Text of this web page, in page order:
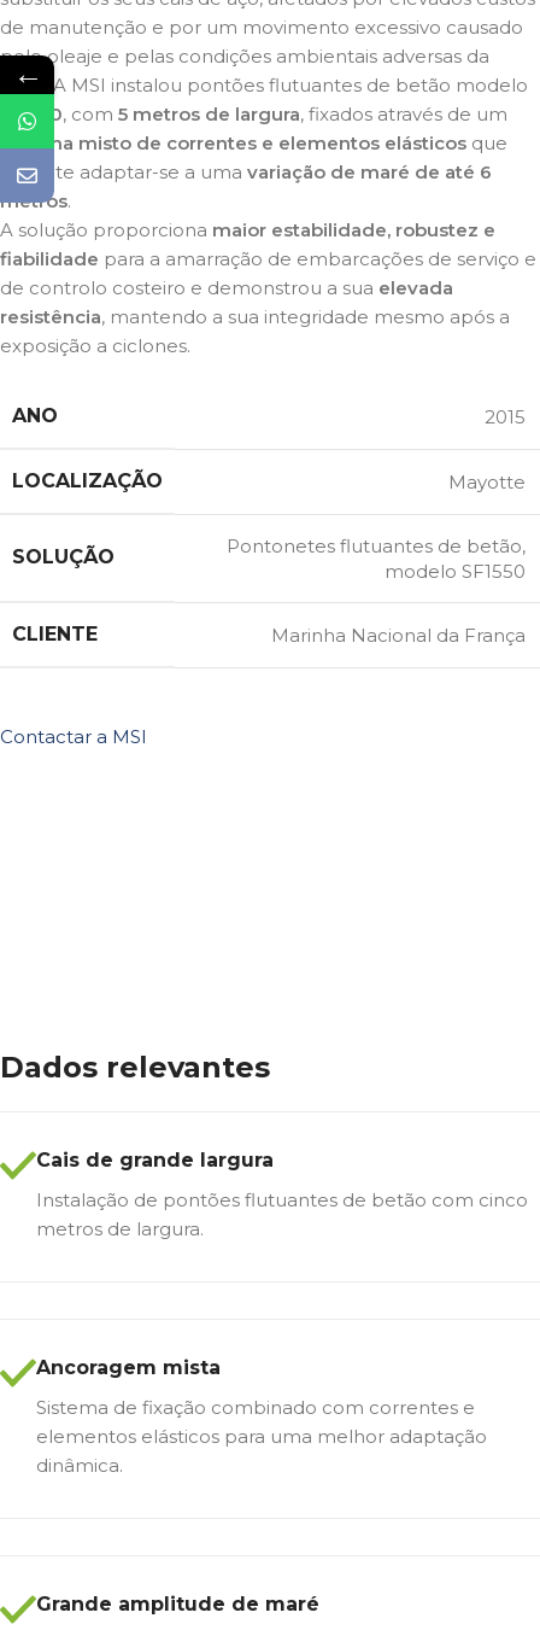
de manutenção e por um movimento excessivo causado
pelo oleaje e pelas condições ambientais adversas da
zona. A MSI instalou pontões flutuantes de betão modelo
SF1550, com 5 metros de largura, fixados através de um
sistema misto de correntes e elementos elásticos que
permite adaptar-se a uma variação de maré de até 6
metros.
A solução proporciona maior estabilidade, robustez e
fiabilidade para a amarração de embarcações de serviço e
de controlo costeiro e demonstrou a sua elevada
resistência, mantendo a sua integridade mesmo após a
exposição a ciclones.
ANO 2015
LOCALIZAÇÃO Mayotte
SOLUÇÃO
Pontonetes flutuantes de betão,
modelo SF1550
CLIENTE Marinha Nacional da França
Contactar a MSI
Dados relevantes
Cais de grande largura
Instalação de pontões flutuantes de betão com cinco
metros de largura.
Ancoragem mista
Sistema de fixação combinado com correntes e
elementos elásticos para uma melhor adaptação
dinâmica.
Grande amplitude de maré
←